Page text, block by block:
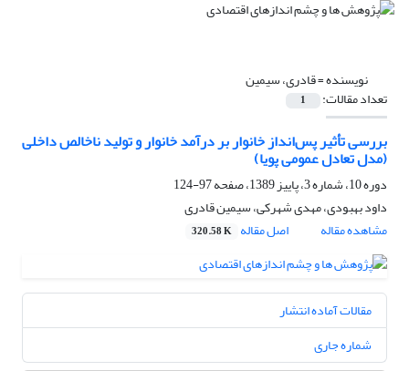
نویسنده =قادری، سیمین
تعداد مقالات: 1
بررسی تأثیر پس‌انداز خانوار بر درآمد خانوار و تولید ناخالص داخلی
(مدل تعادل عمومی پویا)
دوره 10، شماره 3، پاییز 1389، صفحه
97-124
داود بهبودی، مهدی شهرکی، سیمین قادری
مشاهده مقاله
اصل مقاله 320.58 K
مقالات آماده انتشار
شماره جاری